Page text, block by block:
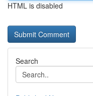
HTML is disabled
Search